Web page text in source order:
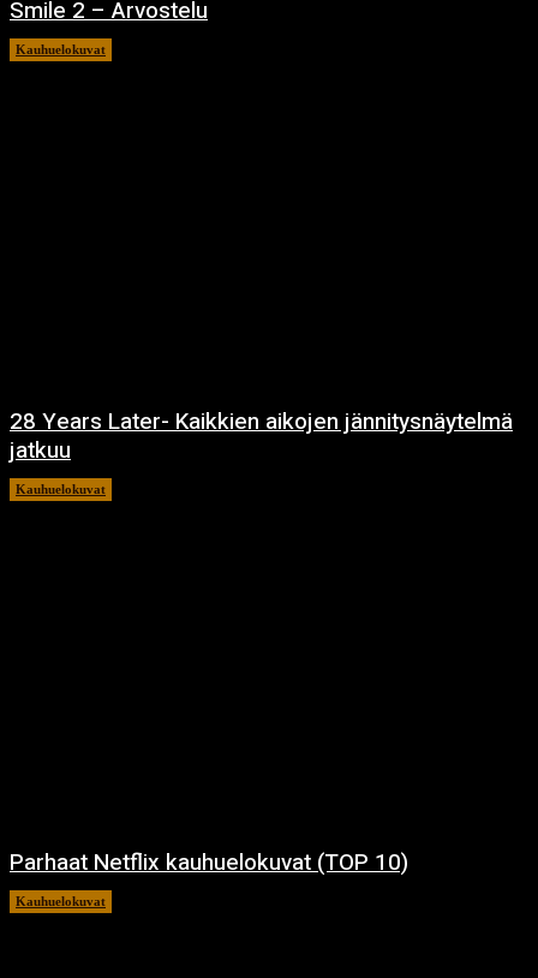
Smile 2 – Arvostelu
Kauhuelokuvat
28 Years Later- Kaikkien aikojen jännitysnäytelmä
jatkuu
Kauhuelokuvat
Parhaat Netflix kauhuelokuvat (TOP 10)
Kauhuelokuvat